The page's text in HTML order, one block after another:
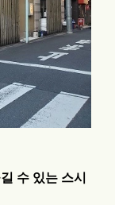
수 있는 스시